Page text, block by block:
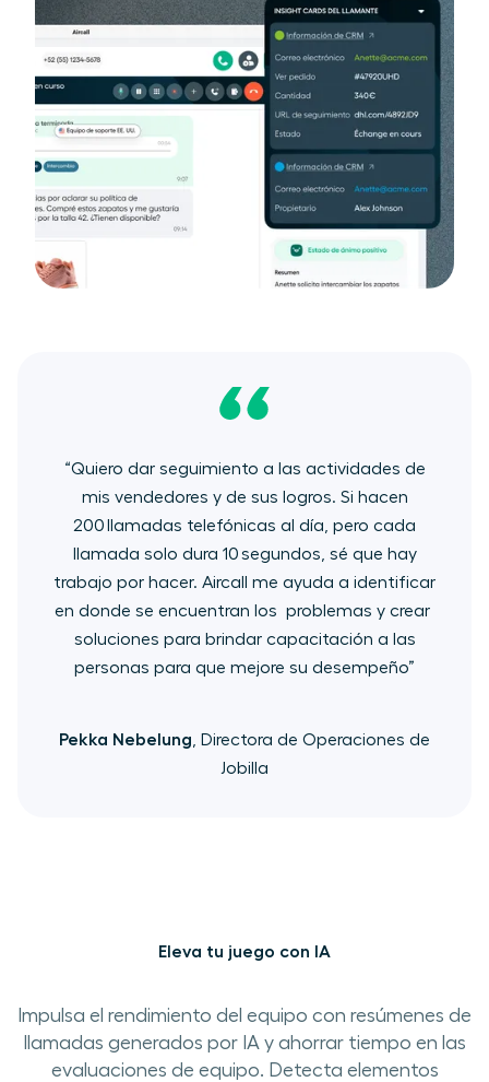
“Quiero ​dar seguimiento​ a las actividades de
mis vendedores y de sus logros. Si hacen
200 llamadas telefónicas al día, pero cada
llamada solo dura 10 segundos, sé que hay
trabajo por hacer. ​Aircall ​me ayuda a identificar​
en donde se encuentran los ​ problemas ​y crear ​
soluciones ​para brindar capacitación a las
personas para que​ mejore su desempeño”
Pekka Nebelung , Directora de Operaciones de
Jobilla
Eleva tu juego con IA
Impulsa el rendimiento del equipo con resúmenes de
llamadas generados por​ ​IA ​y​ ahorrar tiempo ​en las
evaluaciones de equipo. ​​Detecta elementos